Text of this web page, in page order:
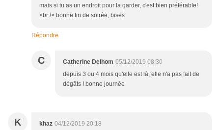
mais si tu as un endroit pour la garder, c'est bien préférable!
<br /> bonne fin de soirée, bises
Répondre
C Catherine Delhom 05/12/2019 08:30
depuis 3 ou 4 mois qu'elle est là, elle n'a pas fait de
dégâts ! bonne journée
K khaz 04/12/2019 20:18